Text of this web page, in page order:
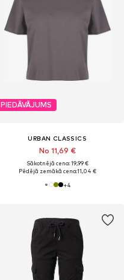
PIEDĀVĀJUMS
URBAN CLASSICS
No 11,69 €
Sākotnējā cena: 19,99 €
Pēdējā zemākā cena:11,04 €
+4